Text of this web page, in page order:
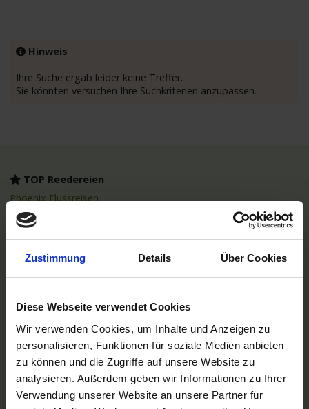
Zustimmung Details Über Cookies
Diese Webseite verwendet Cookies
Wir verwenden Cookies, um Inhalte und Anzeigen zu
personalisieren, Funktionen für soziale Medien anbieten
zu können und die Zugriffe auf unsere Website zu
analysieren. Außerdem geben wir Informationen zu Ihrer
Verwendung unserer Website an unsere Partner für
Wissen
Hinweis
Ihre Suche ergab leider keine Treffer.
Sie könnten versuchen Ihre Suchkriterien anzupassen.
TOP Reedereien
Phoenix Flussreisen
A-ROSA Flussschiff GmbH
Nicko Cruises Flussreisen
PLANTOURS Kreuzfahrten
1AVista Flussreisen
Flussreisen Deutschland
Flussreise Osteuropa
Asien Flusskreuzfahrten
Flusskreuzfahrten Amazonas
Nilkreuzfahrt
TOP Flussschiffe